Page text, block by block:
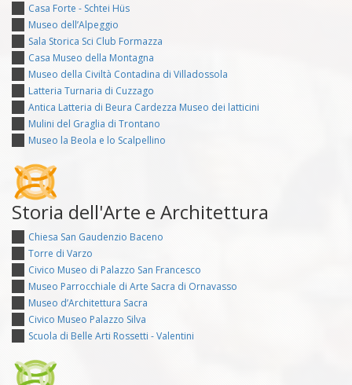
Casa Forte - Schtei Hüs
Museo dell’Alpeggio
Sala Storica Sci Club Formazza
Casa Museo della Montagna
Museo della Civiltà Contadina di Villadossola
Latteria Turnaria di Cuzzago
Antica Latteria di Beura Cardezza Museo dei latticini
Mulini del Graglia di Trontano
Museo la Beola e lo Scalpellino
Storia dell'Arte e Architettura
Chiesa San Gaudenzio Baceno
Torre di Varzo
Civico Museo di Palazzo San Francesco
Museo Parrocchiale di Arte Sacra di Ornavasso
Museo d’Architettura Sacra
Civico Museo Palazzo Silva
Scuola di Belle Arti Rossetti - Valentini